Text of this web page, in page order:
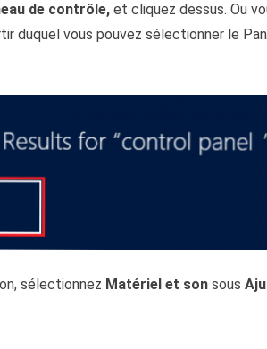
de contrôle, et cliquez dessus. Ou
duquel vous pouvez sélectionner le
sélectionnez Matériel et son sous